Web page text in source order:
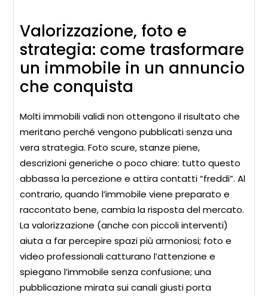
Valorizzazione, foto e
strategia: come trasformare
un immobile in un annuncio
che conquista
Molti immobili validi non ottengono il risultato che
meritano perché vengono pubblicati senza una
vera strategia. Foto scure, stanze piene,
descrizioni generiche o poco chiare: tutto questo
abbassa la percezione e attira contatti “freddi”. Al
contrario, quando l’immobile viene preparato e
raccontato bene, cambia la risposta del mercato.
La valorizzazione (anche con piccoli interventi)
aiuta a far percepire spazi più armoniosi; foto e
video professionali catturano l’attenzione e
spiegano l’immobile senza confusione; una
pubblicazione mirata sui canali giusti porta